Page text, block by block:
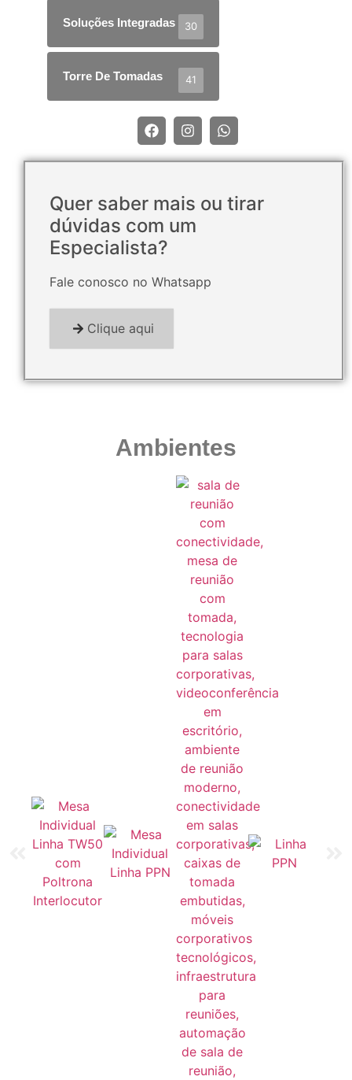
Soluções Integradas 30
Torre De Tomadas 41
Quer saber mais ou tirar
dúvidas com um
Especialista?
Fale conosco no Whatsapp
Clique aqui
Ambientes